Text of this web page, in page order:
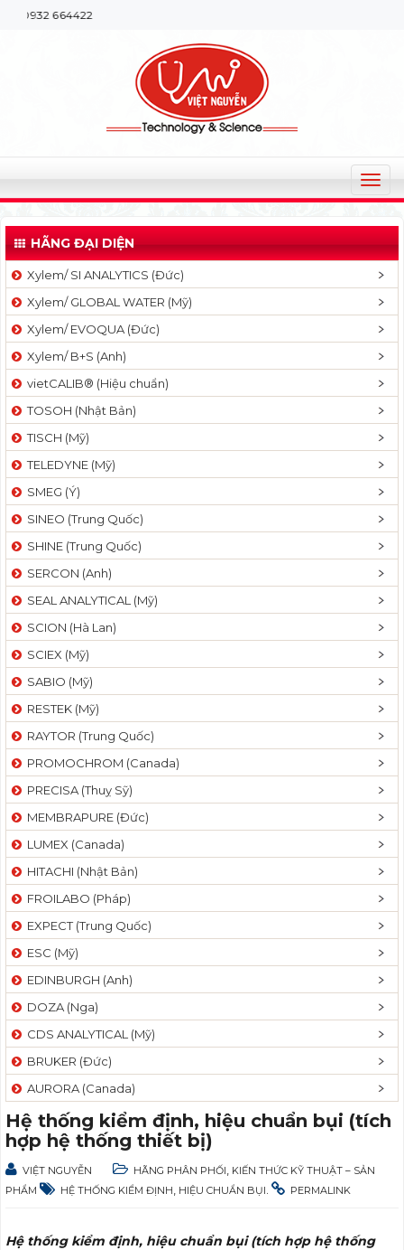
T
o
g
l
v
a
t
n
HÃNG ĐẠI DIỆN
Xylem/ SI ANALYTICS (Đức)
Xylem/ GLOBAL WATER (Mỹ)
Xylem/ EVOQUA (Đức)
Xylem/ B+S (Anh)
vietCALIB® (Hiệu chuẩn)
TOSOH (Nhật Bản)
TISCH (Mỹ)
TELEDYNE (Mỹ)
SMEG (Ý)
SINEO (Trung Quốc)
SHINE (Trung Quốc)
SERCON (Anh)
SEAL ANALYTICAL (Mỹ)
SCION (Hà Lan)
SCIEX (Mỹ)
SABIO (Mỹ)
RESTEK (Mỹ)
RAYTOR (Trung Quốc)
PROMOCHROM (Canada)
PRECISA (Thuỵ Sỹ)
MEMBRAPURE (Đức)
LUMEX (Canada)
HITACHI (Nhật Bản)
FROILABO (Pháp)
EXPECT (Trung Quốc)
ESC (Mỹ)
EDINBURGH (Anh)
DOZA (Nga)
CDS ANALYTICAL (Mỹ)
BRUKER (Đức)
AURORA (Canada)
Hệ thống kiểm định, hiệu chuẩn bụi (tích
hợp hệ thống thiết bị)
VIỆT NGUYỄN HÃNG PHÂN PHỐI KIẾN THỨC KỸ THUẬT – SẢN
PHẨM
HỆ THỐNG KIỂM ĐỊNH HIỆU CHUẨN BỤI PERMALINK
Hệ thống kiểm định, hiệu chuẩn bụi (tích hợp hệ thống